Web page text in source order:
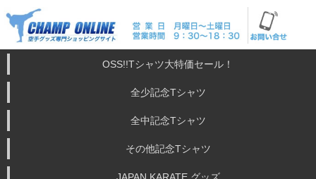
OSS!!Tシャツ大特価セール！
全少記念Tシャツ
全中記念Tシャツ
その他記念Tシャツ